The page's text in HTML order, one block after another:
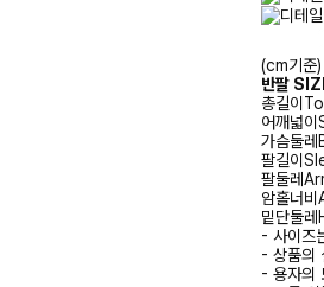
(cm기준)
반팔
총길이
어깨넓이
가슴둘레
팔길이
팔둘레
암홀너비
밑단둘레
- 사이즈
- 상품의
- 용자의